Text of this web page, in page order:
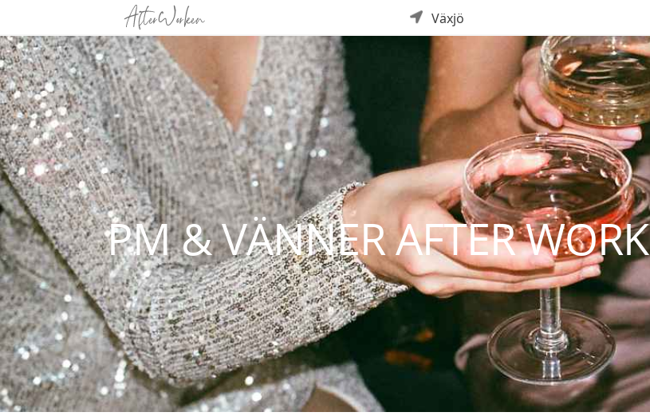
Växjö
PM & VÄNNER AFTER WORK